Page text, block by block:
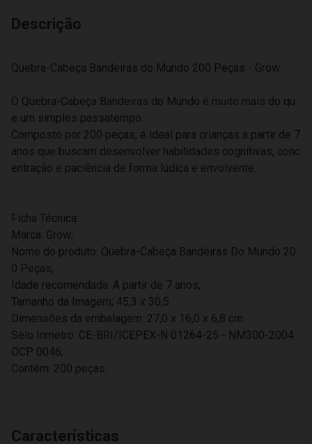
Descrição
Quebra-Cabeça Bandeiras do Mundo 200 Peças - Grow
O Quebra-Cabeça Bandeiras do Mundo é muito mais do qu
e um simples passatempo.
Composto por 200 peças, é ideal para crianças a partir de 7
anos que buscam desenvolver habilidades cognitivas, conc
entração e paciência de forma lúdica e envolvente.
Ficha Técnica:
Marca: Grow;
Nome do produto: Quebra-Cabeça Bandeiras Do Mundo 20
0 Peças;
Idade recomendada: A partir de 7 anos;
Tamanho da Imagem; 45,3 x 30,5
Dimensões da embalagem: 27,0 x 16,0 x 6,8 cm
Selo Inmetro: CE-BRI/ICEPEX-N 01264-25 - NM300-2004
OCP 0046;
Contém: 200 peças.
Características